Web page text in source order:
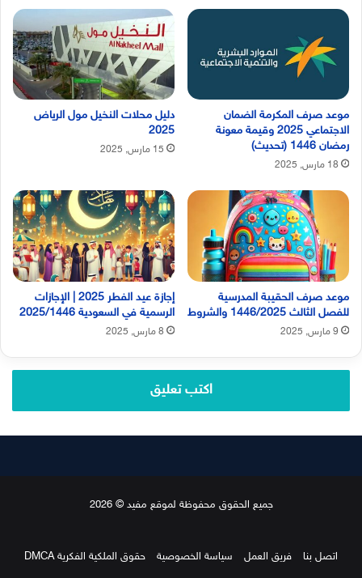
موعد صرف المكرمة الضمان
الاجتماعي 2025 وقيمة معونة
رمضان 1446 (تحديث)
18 مارس, 2025
دليل محلات النخيل مول الرياض
2025
15 مارس, 2025
موعد صرف الحقيبة المدرسية
للفصل الثالث 1446/2025 والشروط
9 مارس, 2025
إجازة عيد الفطر 2025 | الإجازات
الرسمية في السعودية 2025/1446
8 مارس, 2025
اكتب تعليق
جميع الحقوق محفوظة لموقع مفيد © 2026
اتصل بنا فريق العمل سياسة الخصوصية
حقوق الملكية الفكرية DMCA